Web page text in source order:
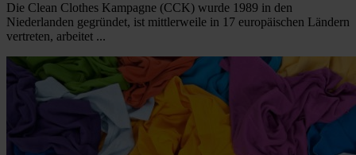
Die Clean Clothes Kampagne (CCK) wurde 1989 in den
Niederlanden gegründet, ist mittlerweile in 17 europäischen Ländern
vertreten, arbeitet ...